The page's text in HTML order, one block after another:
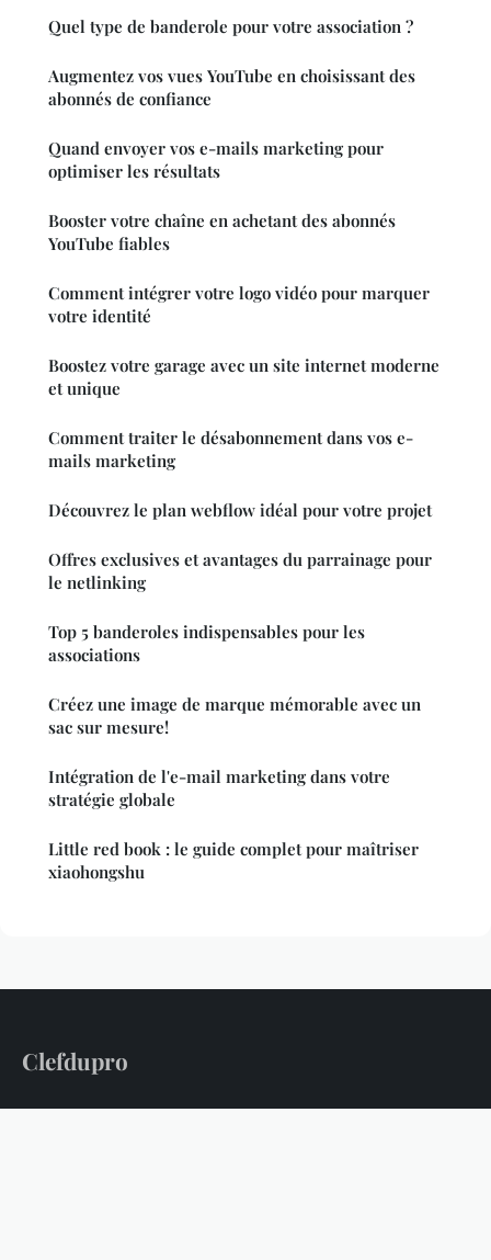
Quel type de banderole pour votre association ?
Augmentez vos vues YouTube en choisissant des
abonnés de confiance
Quand envoyer vos e-mails marketing pour
optimiser les résultats
Booster votre chaîne en achetant des abonnés
YouTube fiables
Comment intégrer votre logo vidéo pour marquer
votre identité
Boostez votre garage avec un site internet moderne
et unique
Comment traiter le désabonnement dans vos e-
mails marketing
Découvrez le plan webflow idéal pour votre projet
Offres exclusives et avantages du parrainage pour
le netlinking
Top 5 banderoles indispensables pour les
associations
Créez une image de marque mémorable avec un
sac sur mesure!
Intégration de l'e-mail marketing dans votre
stratégie globale
Little red book : le guide complet pour maîtriser
xiaohongshu
Clefdupro